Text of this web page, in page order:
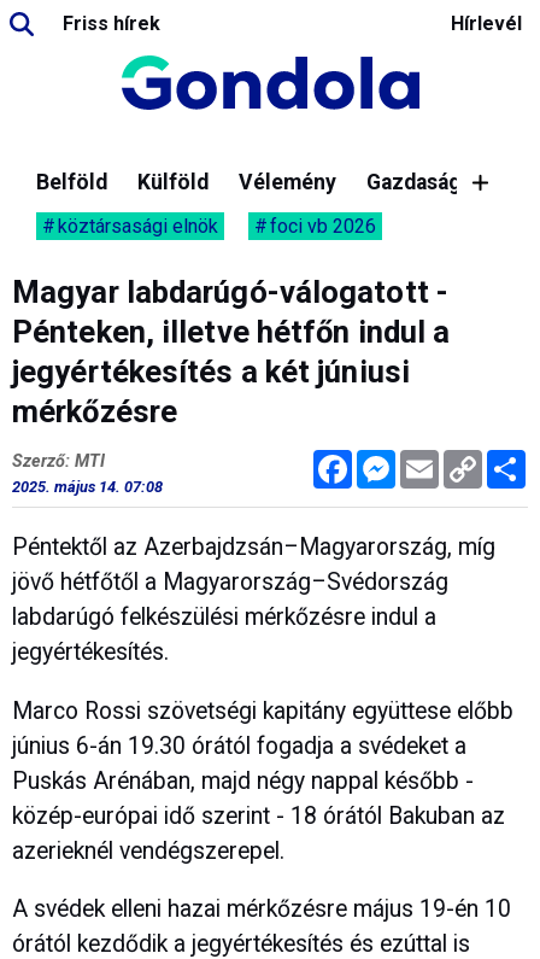
Friss hírek Hírlevél
Belföld Külföld Vélemény Gazdaság
köztársasági elnök foci vb 2026
Magyar labdarúgó-válogatott -
Pénteken, illetve hétfőn indul a
jegyértékesítés a két júniusi
mérkőzésre
FacebookMessenger
Email Copy
Link
Szerző: MTI
2025. május 14. 07:08
Péntektől az Azerbajdzsán–Magyarország, míg
jövő hétfőtől a Magyarország–Svédország
labdarúgó felkészülési mérkőzésre indul a
jegyértékesítés.
Marco Rossi szövetségi kapitány együttese előbb
június 6-án 19.30 órától fogadja a svédeket a
Puskás Arénában, majd négy nappal később -
közép-európai idő szerint - 18 órától Bakuban az
azerieknél vendégszerepel.
A svédek elleni hazai mérkőzésre május 19-én 10
órától kezdődik a jegyértékesítés és ezúttal is